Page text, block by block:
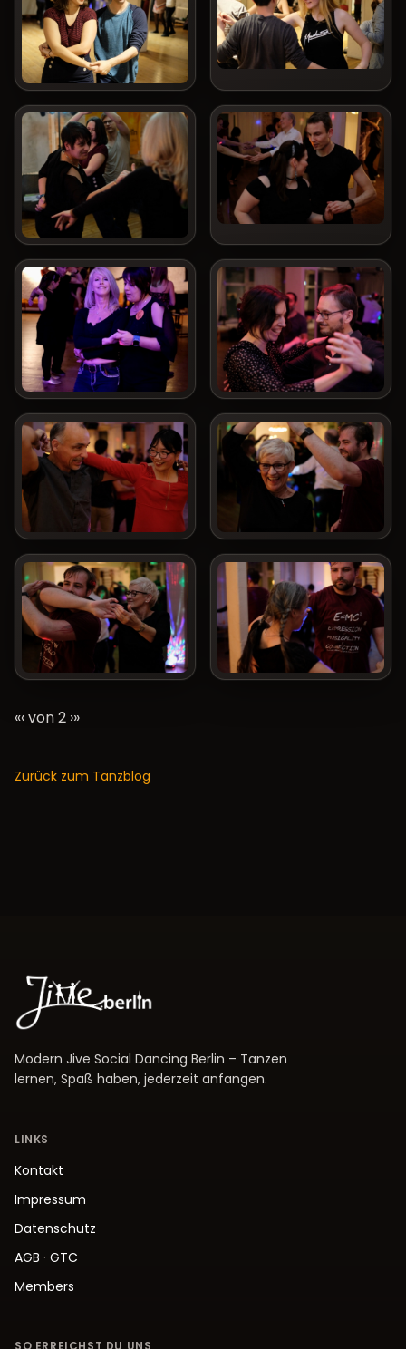
«‹ von 2 ›»
Zurück zum Tanzblog
Modern Jive Social Dancing Berlin – Tanzen
lernen, Spaß haben, jederzeit anfangen.
LINKS
Kontakt
Impressum
Datenschutz
AGB · GTC
Members